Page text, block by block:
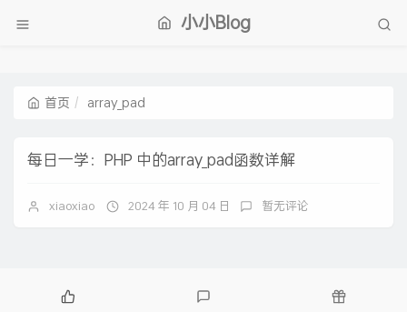
小小Blog
首页 array_pad
每日一学：PHP 中的array_pad函数详解
xiaoxiao 2024 年 10 月 04 日 暂无评论